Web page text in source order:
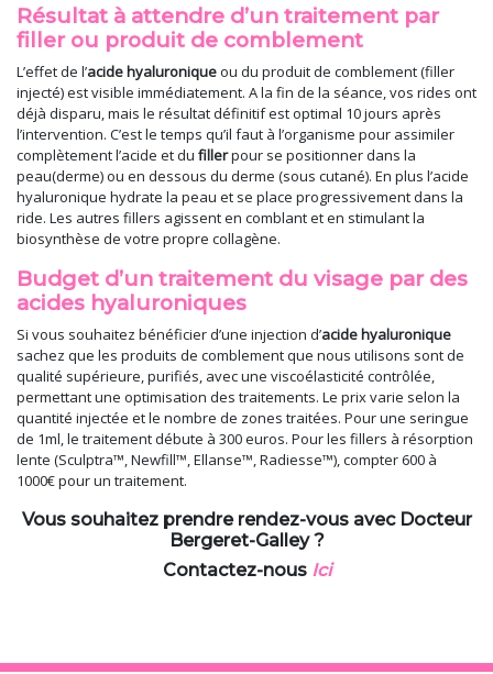
Résultat à attendre d’un traitement par
filler ou produit de comblement
L’effet de l’acide hyaluroniqueou du produit de comblement (filler
injecté) est visible immédiatement. A la fin de la séance, vos rides ont
déjà disparu, mais le résultat définitif est optimal 10 jours après
l’intervention. C’est le temps qu’il faut à l’organisme pour assimiler
complètement l’acide et du fillerpour se positionner dans la
peau(derme) ou en dessous du derme (sous cutané). En plus l’acide
hyaluronique hydrate la peau et se place progressivement dans la
ride. Les autres fillers agissent en comblant et en stimulant la
biosynthèse de votre propre collagène.
Budget d’un traitement du visage par des
acides hyaluroniques
Si vous souhaitez bénéficier d’une injection d’acide hyaluronique
sachez que les produits de comblement que nous utilisons sont de
qualité supérieure, purifiés, avec une viscoélasticité contrôlée,
permettant une optimisation des traitements. Le prix varie selon la
quantité injectée et le nombre de zones traitées. Pour une seringue
de 1ml, le traitement débute à 300 euros. Pour les fillers à résorption
lente (Sculptra™, Newfill™, Ellanse™, Radiesse™), compter 600 à
1000€ pour un traitement.
Vous souhaitez prendre rendez-vous avec Docteur
Bergeret-Galley ?
Contactez-nous Ici